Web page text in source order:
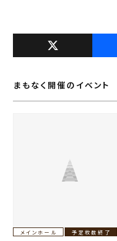
X
まもなく開催のイベント
メインホール 予定枚数終了